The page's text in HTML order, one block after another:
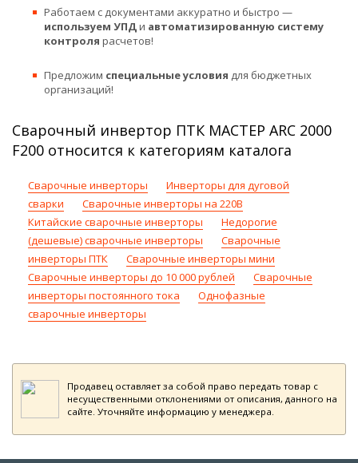
Работаем с документами аккуратно и быстро —
используем УПДи автоматизированную систему
контроля расчетов!
Предложим специальные условия для бюджетных
организаций!
Сварочный инвертор ПТК МАСТЕР ARC 2000
F200 относится к категориям каталога
Сварочные инверторы
Инверторы для дуговой
сварки
Сварочные инверторы на 220В
Китайские сварочные инверторы
Недорогие
(дешевые) сварочные инверторы
Сварочные
инверторы ПТК
Сварочные инверторы мини
Сварочные инверторы до 10 000 рублей
Сварочные
инверторы постоянного тока
Однофазные
сварочные инверторы
Продавец оставляет за собой право передать товар с
несущественными отклонениями от описания, данного на
сайте. Уточняйте информацию у менеджера.